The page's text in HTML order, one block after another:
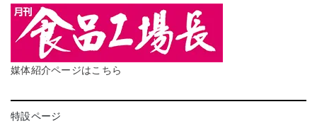
媒体紹介ページはこちら
特設ページ